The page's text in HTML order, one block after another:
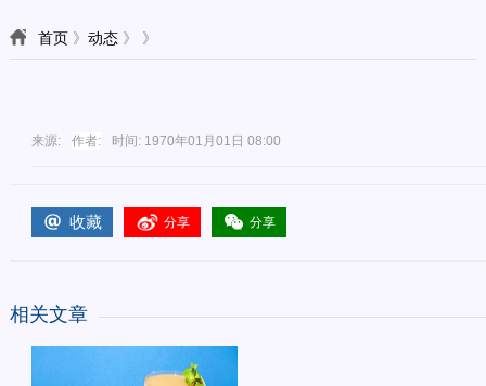
首页》 动态》 》
来源: 作者: 时间: 1970年01月01日 08:00
收藏 分享 分享
相关文章